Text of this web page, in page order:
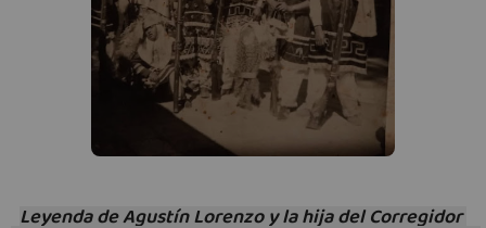
Leyenda de Agustín Lorenzo y la hija del Corregidor